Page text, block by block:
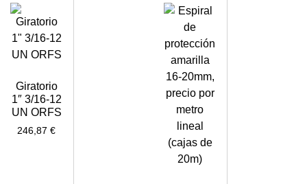
Giratorio
1″ 3/16-12
UN ORFS
246,87€